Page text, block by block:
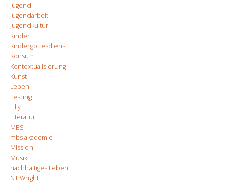
Jugend
Jugendarbeit
Jugendkultur
Kinder
Kindergottesdienst
Konsum
Kontextualisierung
Kunst
Leben
Lesung
Lilly
Literatur
MBS
mbs akademie
Mission
Musik
nachhaltiges Leben
NT Wright